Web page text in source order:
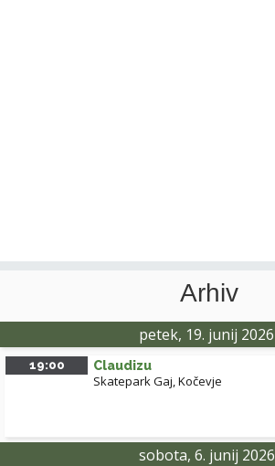
Arhiv
petek, 19. junij 2026
19:00 Claudizu
Skatepark Gaj, Kočevje
sobota, 6. junij 2026